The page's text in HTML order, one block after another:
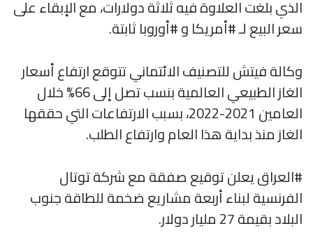
الذي بلغت العلاوة فيه ثلاثة دولارات، مع الإبقاء على
سعر البيع لـ #أمريكا و #أوروبا ثابتة.
وكالة فيتش للتصنيف الائتماني تتوقع ارتفاع أسعار
الغاز الطبيعي العالمية بنسب تصل إلى 66% خلال
العامين 2021-2022، بسبب الارتفاعات التي حققها
الغاز منذ بداية هذا العام وارتفاع الطلب.
#العراق يعلن توقيع صفقة مع شركة توتال
الفرنسية لبناء أربعة مشاريع ضخمة للطاقة جنوب
البلاد بقيمة 27 مليار دولار.